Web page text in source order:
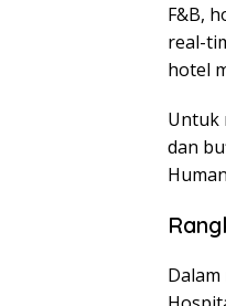
F&B,
real-
hotel
Untuk
dan